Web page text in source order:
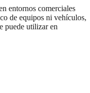
entornos comerciales
de equipos ni vehículos,
puede utilizar en